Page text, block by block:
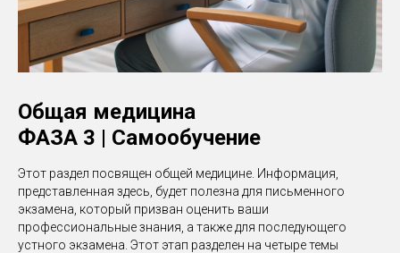
Общая медицина
ФАЗА 3 | Самообучение
Этот раздел посвящен общей медицине. Информация,
представленная здесь, будет полезна для письменного
экзамена, который призван оценить ваши
профессиональные знания, а также для последующего
устного экзамена. Этот этап разделен на четыре темы